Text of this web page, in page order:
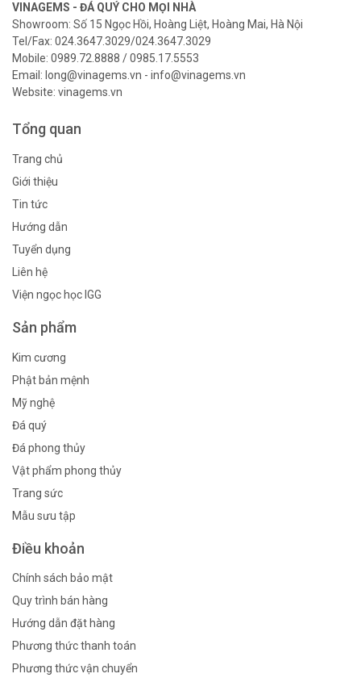
VINAGEMS - ĐÁ QUÝ CHO MỌI NHÀ
Showroom: Số 15 Ngọc Hồi, Hoàng Liệt, Hoàng Mai, Hà Nội
Tel/Fax: 024.3647.3029/024.3647.3029
Mobile: 0989.72.8888 / 0985.17.5553
Email: long@vinagems.vn - info@vinagems.vn
Website: vinagems.vn
Tổng quan
Trang chủ
Giới thiệu
Tin tức
Hướng dẫn
Tuyển dụng
Liên hệ
Viện ngọc học IGG
Sản phẩm
Kim cương
Phật bản mệnh
Mỹ nghệ
Đá quý
Đá phong thủy
Vật phẩm phong thủy
Trang sức
Mẫu sưu tập
Điều khoản
Chính sách bảo mật
Quy trình bán hàng
Hướng dẫn đặt hàng
Phương thức thanh toán
Phương thức vận chuyển